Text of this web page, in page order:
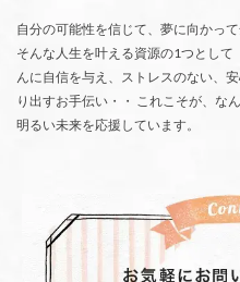
自分の可能性を信じて、夢に向かっ
そんな人生を叶える資源の1つとして
んに自信を与え、ストレスのない、
り出すお手伝い・・ これこそが、な
明るい未来を応援しています。